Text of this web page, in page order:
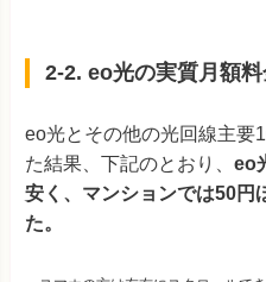
2-2. eo光の実質月額
eo光とその他の光回線主要
た結果、下記のとおり、 eo
安く、マンションでは50円
た。